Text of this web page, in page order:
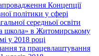
Концепції
політики у сфері
середньої освіти
школа» в Житомирському
у 2018 році
та працевлаштування